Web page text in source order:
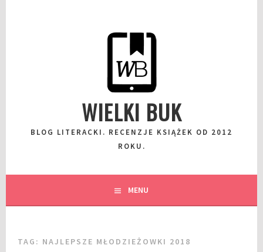
WIELKI BUK
BLOG LITERACKI. RECENZJE KSIĄŻEK OD 2012
ROKU.
MENU
TAG: NAJLEPSZE MŁODZIEŻOWKI 2018